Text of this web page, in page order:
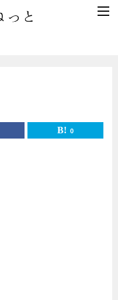
0